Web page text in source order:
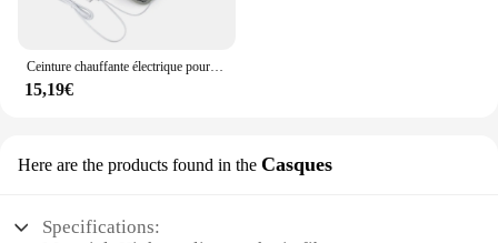
Ceinture chauffante électrique pour la taille, coussin thermique chaud, contrôle de la température à la maison et au bureau, chauffe-dos pour les mains
15,19€
Here are the products found in the Casques
Specifications: